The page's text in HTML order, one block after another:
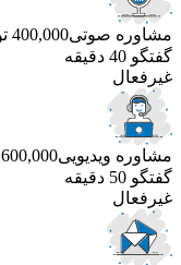
مشاوره صوتی400,000 تومان
گفتگو 40 دقیقه
غیرفعال
مشاوره ویدیویی600,000 تومان
گفتگو 50 دقیقه
غیرفعال